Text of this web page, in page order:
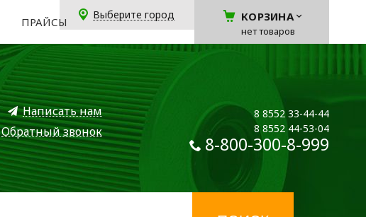
ПРАЙСЫ
Выберите город КОРЗИНА
нет товаров
Написать нам
Обратный звонок
8 8552 33-44-44
8 8552 44-53-04
8-800-300-8-999